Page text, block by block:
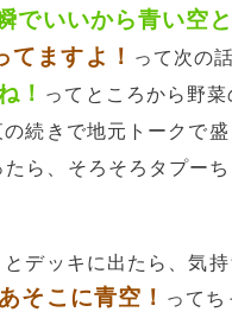
でいいから青い空
てますよ！ って次の
！ ってところから野
続きで地元トークで
たら、そろそろタプー
デッキに出たら、気
そこに青空！ ってち